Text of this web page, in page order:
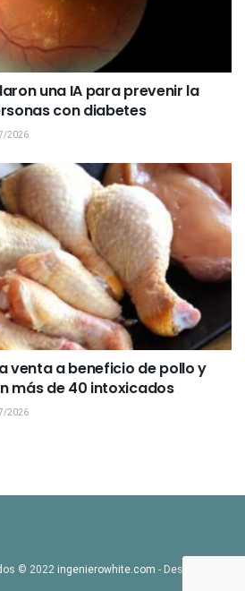
una IA para prevenir la
con diabetes
2026
venta a beneficio de pollo y
más de 40 intoxicados
2026
© 2022ingenierowhite.com - Desarrollado